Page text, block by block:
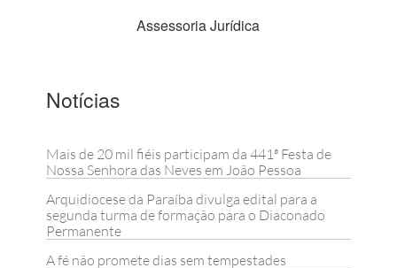
Assessoria Jurídica
Notícias
Mais de 20 mil fiéis participam da 441ª Festa de
Nossa Senhora das Neves em João Pessoa
Arquidiocese da Paraíba divulga edital para a
segunda turma de formação para o Diaconado
Permanente
A fé não promete dias sem tempestades